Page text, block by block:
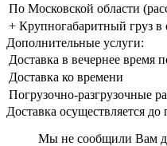
По Московской области
+ Крупногабаритный груз в
Дополнительные услуги:
Доставка в вечернее время
Доставка ко времени
Погрузочно-разгрузочные
Доставка осуществляется
Мы не сообщили Вам